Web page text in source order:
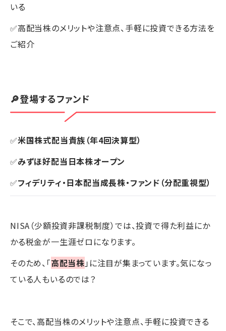
いる
✅高配当株のメリットや注意点、手軽に投資できる方法を
ご紹介
🔎登場するファンド
✅米国株式配当貴族（年4回決算型）
✅みずほ好配当日本株オープン
✅フィデリティ・日本配当成長株・ファンド（分配重視型）
NISA（少額投資非課税制度）では、投資で得た利益にか
かる税金が一生涯ゼロになります。
そのため、「高配当株 」に注目が集まっています。気になっ
ている人もいるのでは？
そこで、高配当株のメリットや注意点、手軽に投資できる